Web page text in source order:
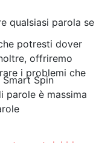
potresti dover
offriremo
i problemi che
qualsiasi parola se
Smart Spin
parole è massima